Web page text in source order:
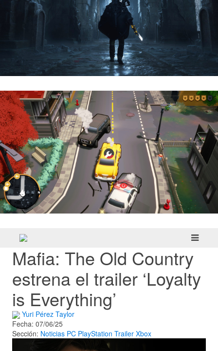
Mafia: The Old Country
estrena el trailer ‘Loyalty
is Everything’
Yuri Pérez Taylor
Fecha: 07/06/25
Sección: Noticias PC PlayStation Trailer Xbox